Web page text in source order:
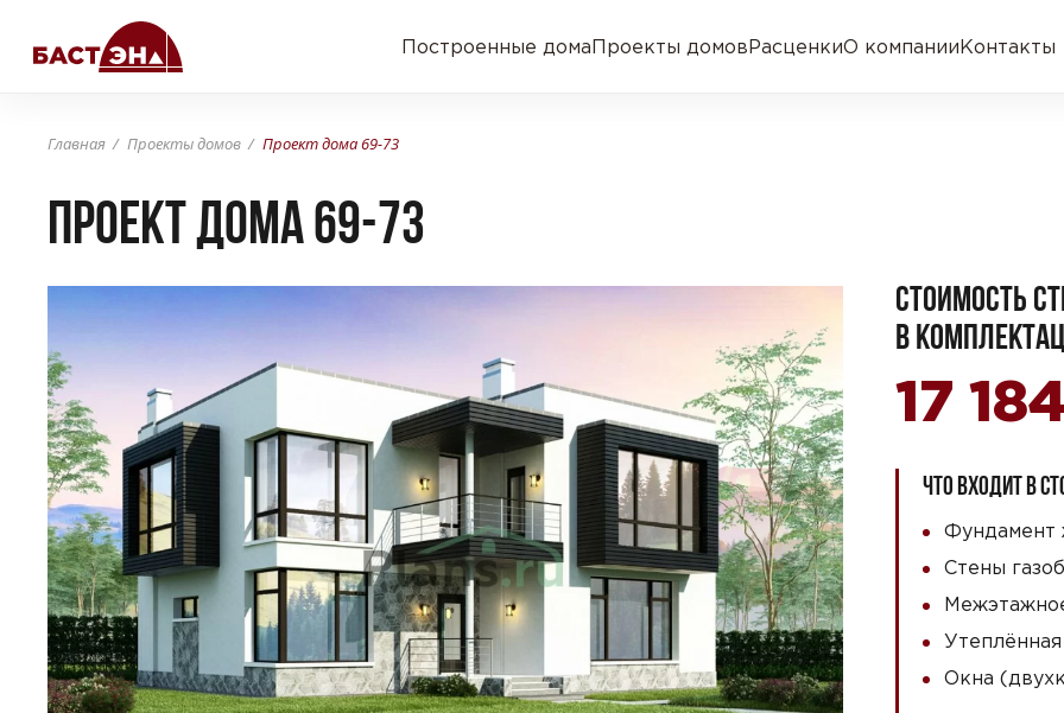
Построенные домаПроекты домовРасценкиО компанииКонтакты
Главная Проекты домов Проект дома 69-73
Проект дома 69-73
СТОИМОСТЬ
В
17
ЧТО ВХОДИТ В
Фундамент
Стены
Окна